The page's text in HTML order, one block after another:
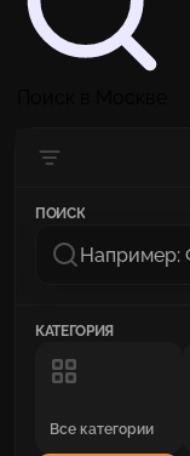
ПОИСК
КАТЕГОРИЯ
Все категории